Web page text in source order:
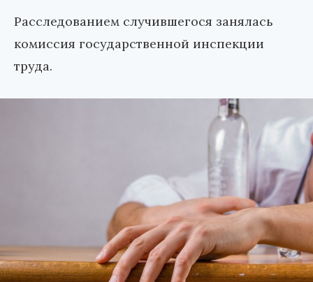
Расследованием случившегося занялась
комиссия государственной инспекции
труда.